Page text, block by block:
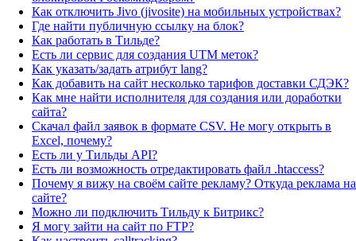
Как отключить Jivo (jivosite) на мобильных устройствах?
Где найти публичную ссылку на блок?
Как работать в Тильде?
Есть ли сервис для создания UTM меток?
Как указать/задать атрибут lang?
Как добавить на сайт несколько тарифов доставки СДЭК?
Как мне найти исполнителя для создания или доработки
сайта?
Скачал файл заявок в формате CSV. Не могу открыть в
Excel, почему?
Есть ли у Тильды API?
Есть ли возможность отредактировать файл .htaccess?
Почему я вижу на своём сайте рекламу? Откуда реклама на
сайте?
Можно ли подключить Тильду к Битрикс?
Я могу зайти на сайт по FTP?